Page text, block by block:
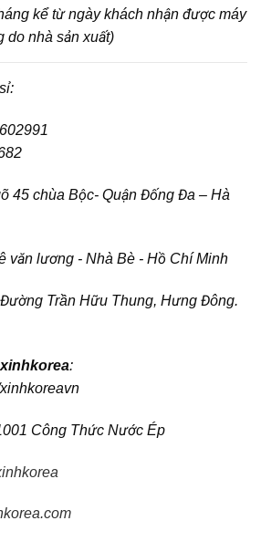
kể từ ngày khách nhận được máy
do nhà sản xuất)
45 chùa Bộc- Quận Đống Đa – Hà
văn lương - Nhà Bè - Hồ Chí Minh
Trần Hữu Thung, Hưng Đông.
:
Công Thức Nước Ép